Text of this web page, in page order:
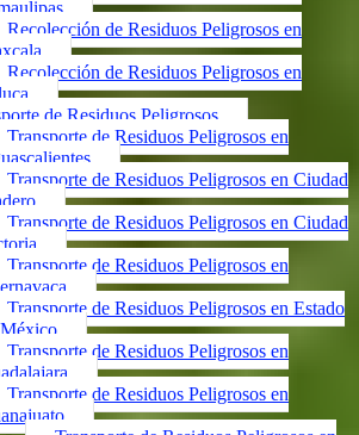
Recolección de Residuos Peligrosos en
Recolección de Residuos Peligrosos en
de Residuos Peligrosos
Transporte de Residuos Peligrosos en
Transporte de Residuos Peligrosos en Ciudad
Transporte de Residuos Peligrosos en Ciudad
Transporte de Residuos Peligrosos en
Transporte de Residuos Peligrosos en Estado
Transporte de Residuos Peligrosos en
Transporte de Residuos Peligrosos en